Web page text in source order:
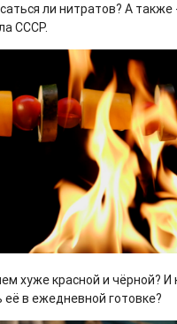
ли нитратов? А также
СССР.
хуже красной и чёрной? И
её в ежедневной готовке?